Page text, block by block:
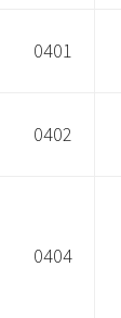
0401
0402
0404